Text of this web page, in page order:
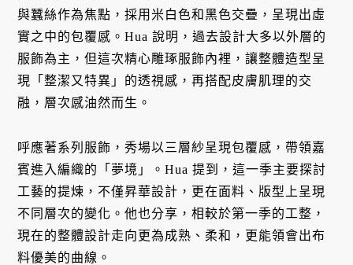
與蠶絲作為焦點，採用米白色和黑色交疊，呈現出虛
實之中的包覆感。Hua 說明，過去設計大多以外層的
服飾為主，但這次精心雕琢服飾內裡，讓整體造型呈
現「整潔又特異」的透視感，再搭配皮膚肌理的交
融，層次感油然而生。
呼應著系列服飾，秀場以三層紗呈現包覆感，帶領嘉
賓進入編織的「夢境」。Hua 提到，這一季主要探討
工藝的提煉，不僅昇華設計，更在面料、版型上呈現
不同層次的變化。他也分享，相較於第一季的工整，
現在的整體設計走向更為成熟、柔和，更能領會出布
料優美的曲線。